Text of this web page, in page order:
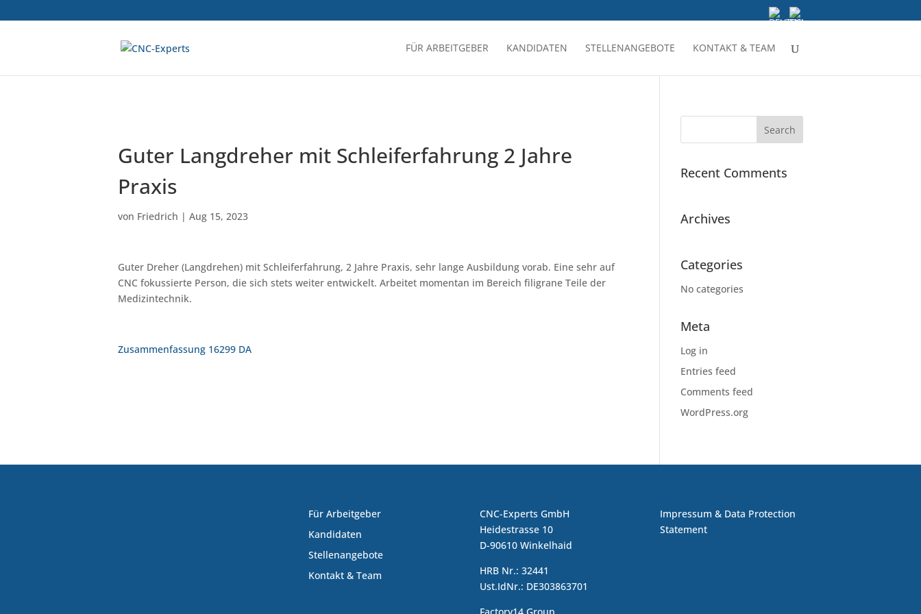
FÜR ARBEITGEBER KANDIDATEN STELLENANGEBOTE KONTAKT & TEAM
Guter Langdreher mit Schleiferfahrung 2 Jahre
Praxis
von Friedrich | Aug 15, 2023
Guter Dreher (Langdrehen) mit Schleiferfahrung, 2 Jahre Praxis, sehr lange Ausbildung vorab. Eine sehr auf
CNC fokussierte Person, die sich stets weiter entwickelt. Arbeitet momentan im Bereich filigrane Teile der
Medizintechnik.
Zusammenfassung 16299 DA
Recent Comments
Archives
Categories
No categories
Meta
Log in
Entries feed
Comments feed
WordPress.org
Für Arbeitgeber
Kandidaten
Stellenangebote
Kontakt & Team
CNC-Experts GmbH
Heidestrasse 10
D-90610 Winkelhaid
HRB Nr.: 32441
Ust.IdNr.: DE303863701
Impressum & Data Protection
Statement